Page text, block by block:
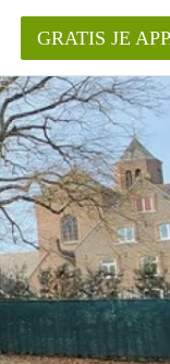
in Roermond?
GRATIS JE